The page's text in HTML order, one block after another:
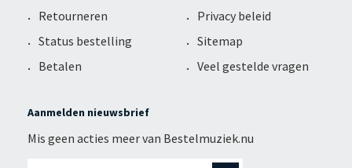
Retourneren
Status bestelling
Betalen
Privacy beleid
Sitemap
Veel gestelde vragen
Aanmelden nieuwsbrief
Mis geen acties meer van Bestelmuziek.nu